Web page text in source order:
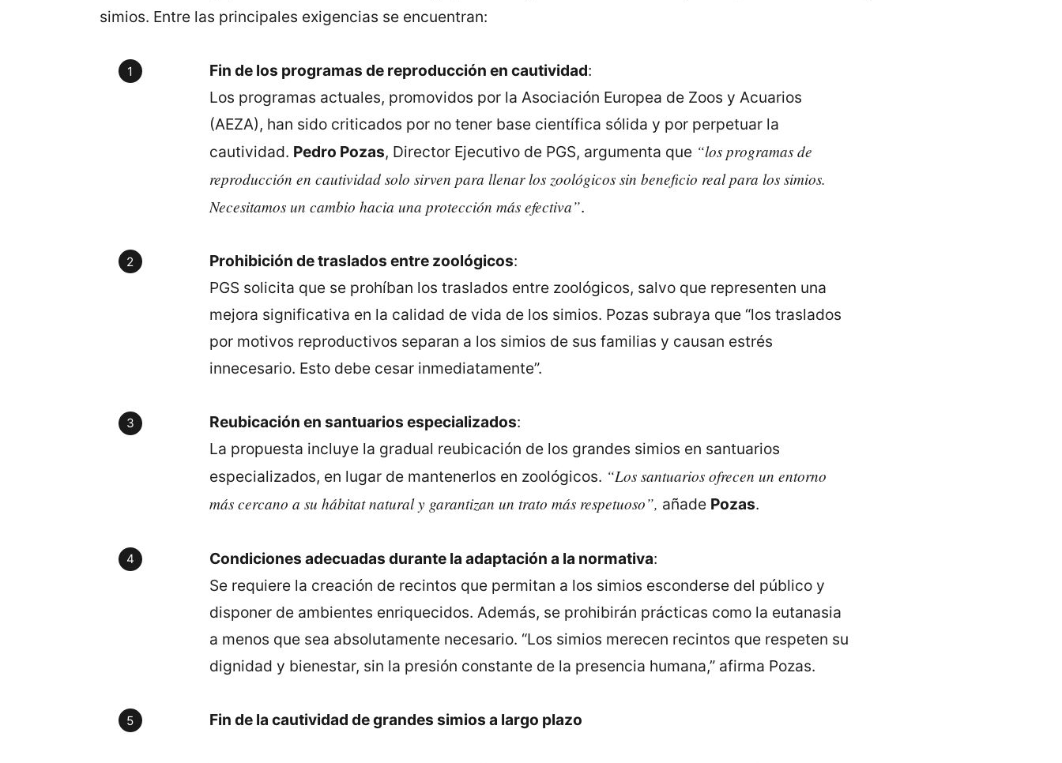
simios. Entre las principales exigencias se encuentran:
Fin de los programas de reproducción en cautividad:
Los programas actuales, promovidos por la Asociación Europea de Zoos y Acuarios
(AEZA), han sido criticados por no tener base científica sólida y por perpetuar la
cautividad. Pedro Pozas, Director Ejecutivo de PGS, argumenta que “los programas de
reproducción en cautividad solo sirven para llenar los zoológicos sin beneficio real para los simios.
Necesitamos un cambio hacia una protección más efectiva”.
Prohibición de traslados entre zoológicos:
PGS solicita que se prohíban los traslados entre zoológicos, salvo que representen una
mejora significativa en la calidad de vida de los simios. Pozas subraya que “los traslados
por motivos reproductivos separan a los simios de sus familias y causan estrés
innecesario. Esto debe cesar inmediatamente”.
Reubicación en santuarios especializados:
La propuesta incluye la gradual reubicación de los grandes simios en santuarios
especializados, en lugar de mantenerlos en zoológicos. “Los santuarios ofrecen un entorno
más cercano a su hábitat natural y garantizan un trato más respetuoso”, añade Pozas.
Condiciones adecuadas durante la adaptación a la normativa:
Se requiere la creación de recintos que permitan a los simios esconderse del público y
disponer de ambientes enriquecidos. Además, se prohibirán prácticas como la eutanasia
a menos que sea absolutamente necesario. “Los simios merecen recintos que respeten su
dignidad y bienestar, sin la presión constante de la presencia humana,” afirma Pozas.
Fin de la cautividad de grandes simios a largo plazo